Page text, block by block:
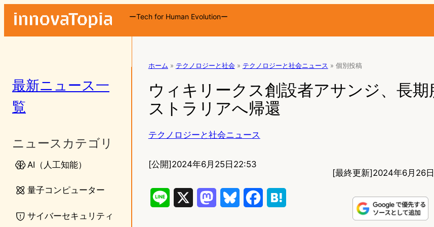
ーTech for Human Evolutionー
最新ニュース一
覧
ニュースカテゴリ
AI（人工知能）
量子コンピューター
サイバーセキュリティ
ホーム » テクノロジーと社会 » テクノロジーと社会ニュース » 個別投稿
ウィキリークス創設者アサンジ、長期
ストラリアへ帰還
テクノロジーと社会ニュース
[公開]2024年6月25日22:53
[最終更新]2024年6月26